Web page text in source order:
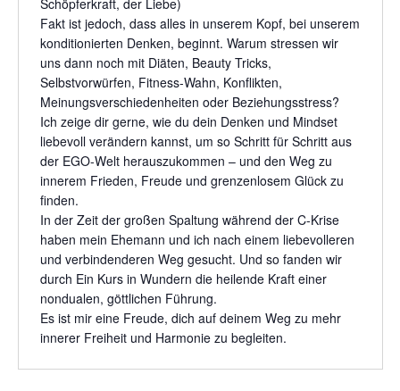
Schöpferkraft, der Liebe)
Fakt ist jedoch, dass alles in unserem Kopf, bei unserem
konditionierten Denken, beginnt. Warum stressen wir
uns dann noch mit Diäten, Beauty Tricks,
Selbstvorwürfen, Fitness-Wahn, Konflikten,
Meinungsverschiedenheiten oder Beziehungsstress?
Ich zeige dir gerne, wie du dein Denken und Mindset
liebevoll verändern kannst, um so Schritt für Schritt aus
der EGO-Welt herauszukommen – und den Weg zu
innerem Frieden, Freude und grenzenlosem Glück zu
finden.
In der Zeit der großen Spaltung während der C-Krise
haben mein Ehemann und ich nach einem liebevolleren
und verbindenderen Weg gesucht. Und so fanden wir
durch Ein Kurs in Wundern die heilende Kraft einer
nondualen, göttlichen Führung.
Es ist mir eine Freude, dich auf deinem Weg zu mehr
innerer Freiheit und Harmonie zu begleiten.